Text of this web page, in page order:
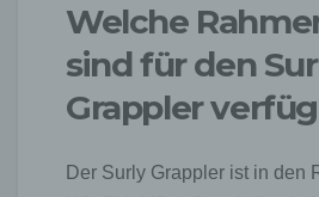
Welche
sind für den
Grappler
Der Surly Grappler ist in den